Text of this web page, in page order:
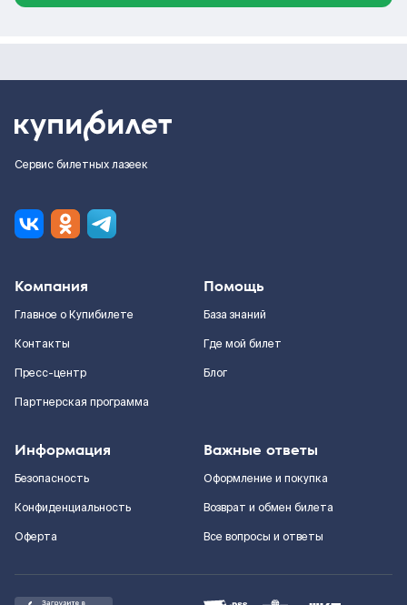
Сервис билетных лазеек
Компания
Главное о Купибилете
Контакты
Пресс-центр
Партнерская программа
Помощь
База знаний
Где мой билет
Блог
Информация
Безопасность
Конфиденциальность
Оферта
Важные ответы
Оформление и покупка
Возврат и обмен билета
Все вопросы и ответы